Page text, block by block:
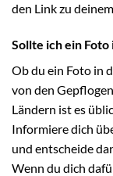
den Link zu
Sollte ich ein
Ob du ein Foto in
von den
Ländern ist es
Informiere dich
und entscheide
Wenn du dich